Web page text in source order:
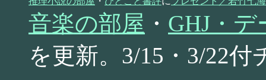
音楽の部屋 ・ GHJ・
を更新。3/15・3/22